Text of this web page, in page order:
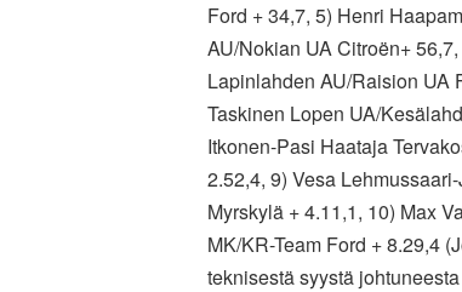
Ford + 34,7, 5) Henri
AU/Nokian UA Citroën+
Lapinlahden AU/Raision UA
Taskinen Lopen UA/
Itkonen-Pasi Haataja
2.52,4, 9) Vesa
Myrskylä + 4.11,1, 10) Max
MK/KR-Team Ford + 8.29,4
teknisestä syystä